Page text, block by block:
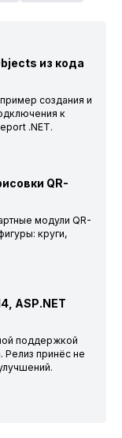
из кода
создания и
к
.NET.
QR-
модули QR-
круги,
ASP.NET
поддержкой
Релиз принёс не